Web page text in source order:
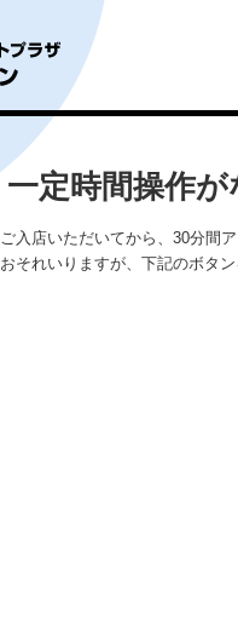
一定時間操作
ご入店いただいてから、30分間
おそれいりますが、下記のボタ